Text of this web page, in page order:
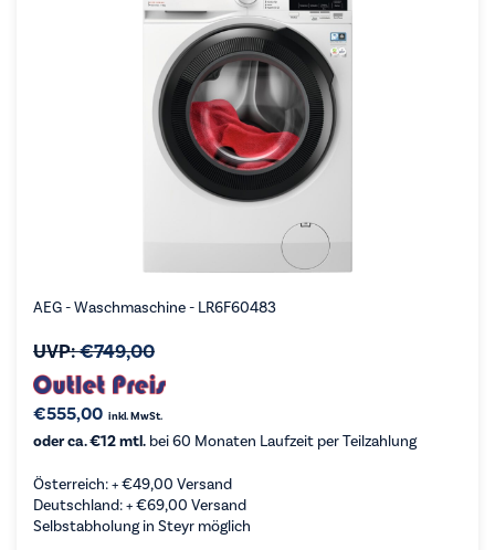
AEG - Waschmaschine - LR6F60483
UVP:€749,00
€555,00 inkl. MwSt.
oder ca. €12 mtl. bei 60 Monaten Laufzeit per Teilzahlung
Österreich: +€49,00 Versand
Deutschland: +€69,00 Versand
Selbstabholung in Steyr möglich